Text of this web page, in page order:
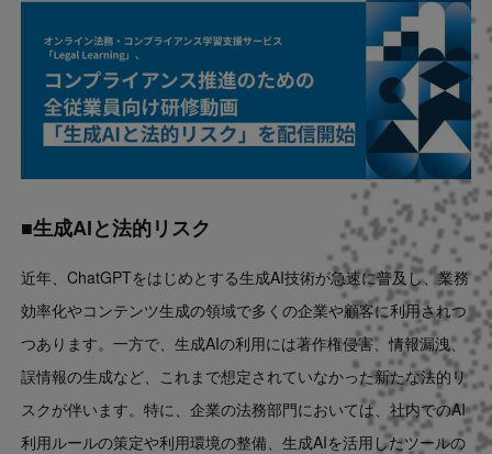
■生成AIと法的リスク
近年、ChatGPTをはじめとする生成AI技術が急速に普及し、業務
効率化やコンテンツ生成の領域で多くの企業や顧客に利用されつ
つあります。一方で、生成AIの利用には著作権侵害、情報漏洩、
誤情報の生成など、これまで想定されていなかった新たな法的リ
スクが伴います。特に、企業の法務部門においては、社内でのAI
利用ルールの策定や利用環境の整備、生成AIを活用したツールの